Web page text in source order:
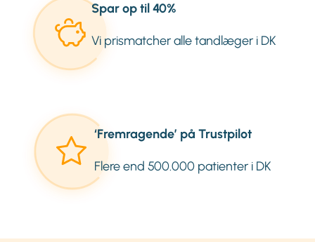
Spar op til 40%
Vi prismatcher alle tandlæger i DK
‘Fremragende’ på Trustpilot
Flere end 500.000 patienter i DK